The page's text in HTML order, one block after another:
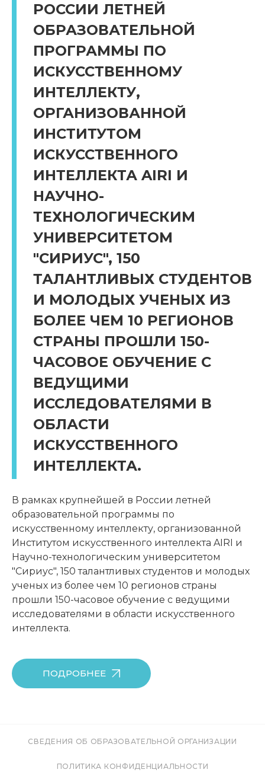
РОССИИ ЛЕТНЕЙ
ОБРАЗОВАТЕЛЬНОЙ
ПРОГРАММЫ ПО
ИСКУССТВЕННОМУ
ИНТЕЛЛЕКТУ,
ОРГАНИЗОВАННОЙ
ИНСТИТУТОМ
ИСКУССТВЕННОГО
ИНТЕЛЛЕКТА AIRI И
НАУЧНО-
ТЕХНОЛОГИЧЕСКИМ
УНИВЕРСИТЕТОМ
"СИРИУС", 150
ТАЛАНТЛИВЫХ СТУДЕНТОВ
И МОЛОДЫХ УЧЕНЫХ ИЗ
БОЛЕЕ ЧЕМ 10 РЕГИОНОВ
СТРАНЫ ПРОШЛИ 150-
ЧАСОВОЕ ОБУЧЕНИЕ С
ВЕДУЩИМИ
ИССЛЕДОВАТЕЛЯМИ В
ОБЛАСТИ
ИСКУССТВЕННОГО
ИНТЕЛЛЕКТА.
В рамках крупнейшей в России летней
образовательной программы по
искусственному интеллекту, организованной
Институтом искусственного интеллекта AIRI и
Научно-технологическим университетом
"Сириус", 150 талантливых студентов и молодых
ученых из более чем 10 регионов страны
прошли 150-часовое обучение с ведущими
исследователями в области искусственного
интеллекта.
ПОДРОБНЕЕ
СВЕДЕНИЯ ОБ ОБРАЗОВАТЕЛЬНОЙ ОРГАНИЗАЦИИ
ПОЛИТИКА КОНФИДЕНЦИАЛЬНОСТИ